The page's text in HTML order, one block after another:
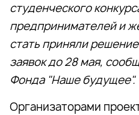
студенческого
предпринимателей и
стать приняли
заявок до 28 мая,
Фонда "Наше будущее".
Организаторами